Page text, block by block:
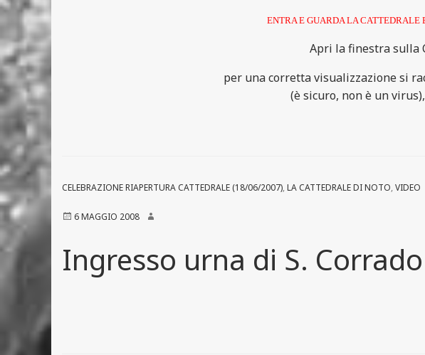
ENTRA E GUARDA LA CATTEDRALE
Apri la finestra sulla
per una corretta visualizzazione si
(è sicuro, non è un
CELEBRAZIONE RIAPERTURA CATTEDRALE (18/06/2007),LA CATTEDRALE DI NOTO,VIDEO
6 MAGGIO 2008
Ingresso urna di S.